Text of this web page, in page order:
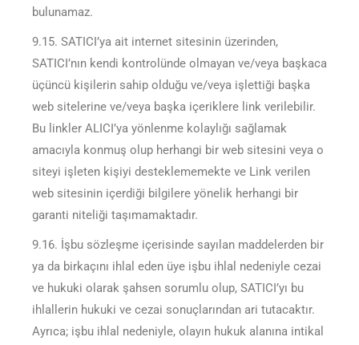
bulunamaz.
9.15. SATICI’ya ait internet sitesinin üzerinden,
SATICI’nın kendi kontrolünde olmayan ve/veya başkaca
üçüncü kişilerin sahip olduğu ve/veya işlettiği başka
web sitelerine ve/veya başka içeriklere link verilebilir.
Bu linkler ALICI’ya yönlenme kolaylığı sağlamak
amacıyla konmuş olup herhangi bir web sitesini veya o
siteyi işleten kişiyi desteklememekte ve Link verilen
web sitesinin içerdiği bilgilere yönelik herhangi bir
garanti niteliği taşımamaktadır.
9.16. İşbu sözleşme içerisinde sayılan maddelerden bir
ya da birkaçını ihlal eden üye işbu ihlal nedeniyle cezai
ve hukuki olarak şahsen sorumlu olup, SATICI’yı bu
ihlallerin hukuki ve cezai sonuçlarından ari tutacaktır.
Ayrıca; işbu ihlal nedeniyle, olayın hukuk alanına intikal